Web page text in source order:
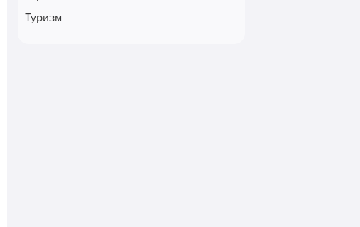
Туризм